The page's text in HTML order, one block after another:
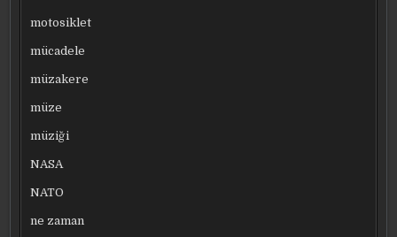
motosiklet
mücadele
müzakere
müze
müziği
NASA
NATO
ne zaman